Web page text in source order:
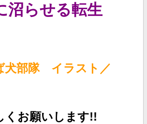
沼らせる転生
犬部隊 イラスト／
くお願いします!!